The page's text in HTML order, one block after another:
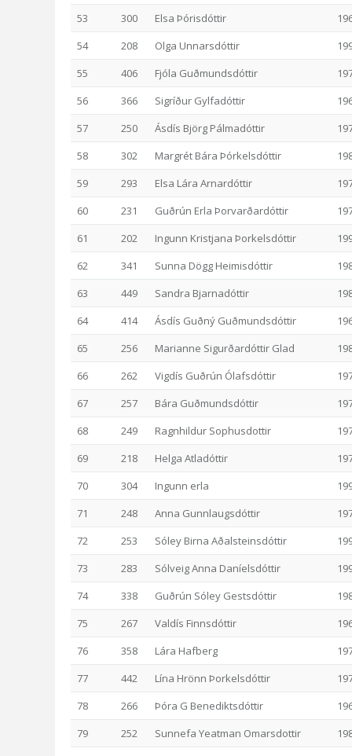
53
300 Elsa Þórisdóttir
54
208 Olga Unnarsdóttir
55
406 Fjóla Guðmundsdóttir
56
366 Sigríður Gylfadóttir
57
250 Ásdís Björg Pálmadóttir
58
302 Margrét Bára Þórkelsdóttir
59
293 Elsa Lára Arnardóttir
60
231 Guðrún Erla Þorvarðardóttir
61
202 Ingunn Kristjana Þorkelsdóttir
62
341 Sunna Dögg Heimisdóttir
63
449 Sandra Bjarnadóttir
64
414 Ásdís Guðný Guðmundsdóttir
65
256 Marianne Sigurðardóttir Glad
66
262 Vigdís Guðrún Ólafsdóttir
67
257 Bára Guðmundsdóttir
68
249 Ragnhildur Sophusdottir
69
218 Helga Atladóttir
70
304 Ingunn erla
71
248 Anna Gunnlaugsdóttir
72
253 Sóley Birna Aðalsteinsdóttir
73
283 Sólveig Anna Daníelsdóttir
74
338 Guðrún Sóley Gestsdóttir
75
267 Valdís Finnsdóttir
76
358 Lára Hafberg
77
442 Lína Hrönn Þorkelsdóttir
78
266 Þóra G Benediktsdóttir
79
252 Sunnefa Yeatman Omarsdottir